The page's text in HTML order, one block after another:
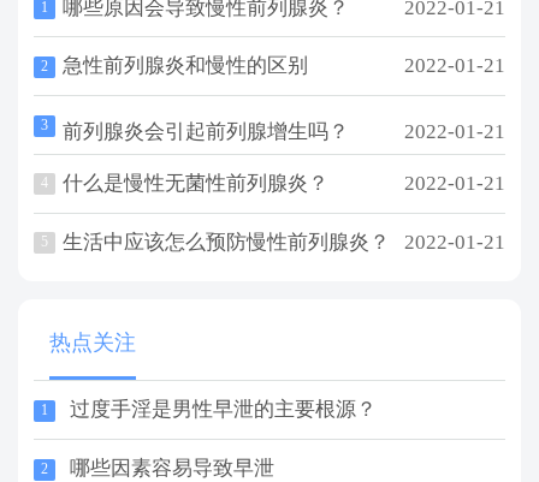
1 哪些原因会导致慢性前列腺炎？ 2022-01-21
2 急性前列腺炎和慢性的区别 2022-01-21
3 前列腺炎会引起前列腺增生吗？ 2022-01-21
4 什么是慢性无菌性前列腺炎？ 2022-01-21
5 生活中应该怎么预防慢性前列腺炎？ 2022-01-21
热点关注
1 过度手淫是男性早泄的主要根源？
2 哪些因素容易导致早泄